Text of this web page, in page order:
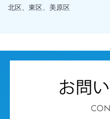
北区、東区、美原区